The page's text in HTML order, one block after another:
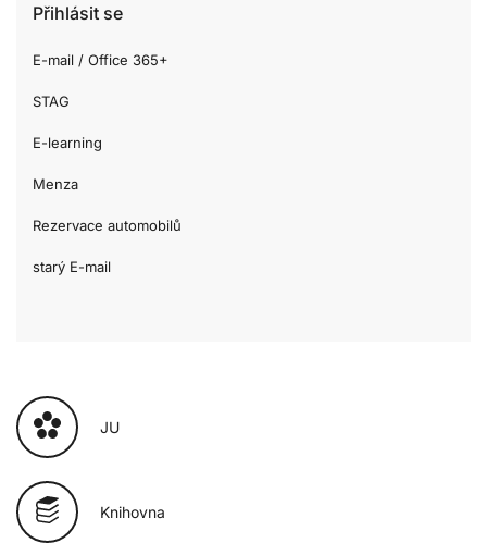
Přihlásit se
E-mail / Office 365+
STAG
E-learning
Menza
Rezervace automobilů
starý E-mail
JU
Knihovna